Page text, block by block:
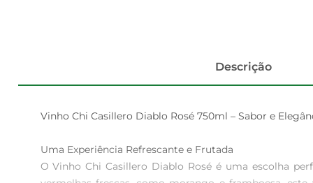
Descrição
Vinho Chi Casillero Diablo Rosé 750ml – Sabor e
Uma Experiência Refrescante e Frutada
O Vinho Chi Casillero Diablo Rosé é uma escolha